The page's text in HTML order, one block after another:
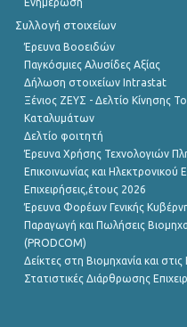
Συλλογή στοιχείων
Έρευνα Βοοειδών
Παγκόσμιες Αλυσίδες Αξίας
Δήλωση στοιχείων Intrastat
Ξένιος ΖΕΥΣ - Δελτίο Κίνησης
Καταλυμάτων
Δελτίο φοιτητή
Έρευνα Χρήσης Τεχνολογιών
Επικοινωνίας και Ηλεκτρονικού
Επιχειρήσεις,έτους 2026
Έρευνα Φορέων Γενικής
Παραγωγή και Πωλήσεις
(PRODCOM)
Δείκτες στη Βιομηχανία και
Στατιστικές Διάρθρωσης